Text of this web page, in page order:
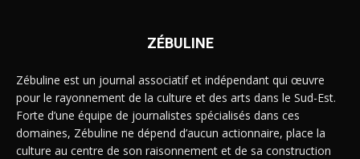
ZÉBULINE
Zébuline est un journal associatif et indépendant qui œuvre
pour le rayonnement de la culture et des arts dans le Sud-Est.
Forte d’une équipe de journalistes spécialisés dans ces
domaines, Zébuline ne dépend d’aucun actionnaire, place la
culture au centre de son raisonnement et de sa construction